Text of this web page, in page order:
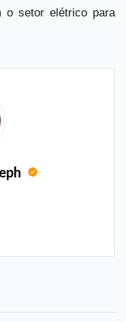
o setor elétrico para